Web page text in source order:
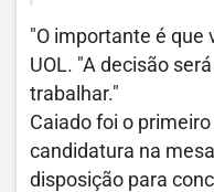
"O importante é que
UOL. "A decisão
trabalhar."
Caiado foi o
candidatura na
disposição para